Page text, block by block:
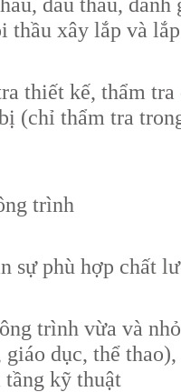
thầu xây lắp và
thiết kế, thẩm
(chỉ thẩm tra
trình
sự phù hợp chất
trình vừa và
dục, thể
tầng kỹ thuật